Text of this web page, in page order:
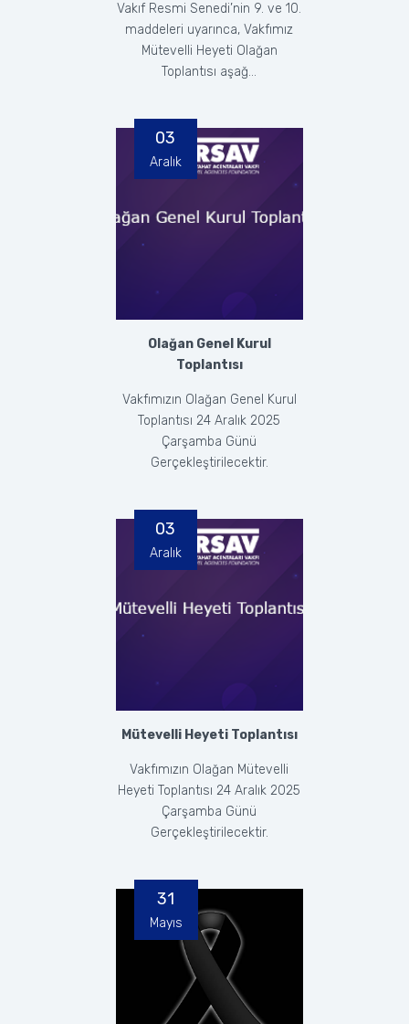
Vakıf Resmi Senedi’nin 9. ve 10.
maddeleri uyarınca, Vakfımız
Mütevelli Heyeti Olağan
Toplantısı aşağ...
Olağan Genel Kurul
Toplantısı
Vakfımızın Olağan Genel Kurul
Toplantısı 24 Aralık 2025
Çarşamba Günü
Gerçekleştirilecektir.
03
Aralık
Mütevelli Heyeti Toplantısı
Vakfımızın Olağan Mütevelli
Heyeti Toplantısı 24 Aralık 2025
Çarşamba Günü
Gerçekleştirilecektir.
03
Aralık
31
Mayıs